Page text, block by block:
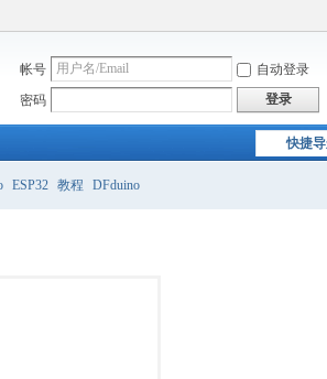
帐号 自动登录
密码
登录
快捷
ESP32 教程 DFduino